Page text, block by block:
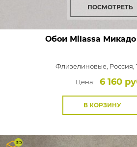
ПОСМОТРЕТЬ
Обои Milassa Микадо
Флизелиновые, Россия,
Цена:
6 160
В КОРЗИНУ